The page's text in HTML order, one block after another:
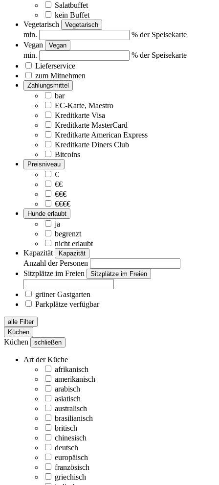
Salatbuffet
kein Buffet
Vegetarisch
Vegetarisch
min.
% der Speisekarte
Vegan
Vegan
min.
% der Speisekarte
Lieferservice
zum Mitnehmen
Zahlungsmittel
bar
EC-Karte, Maestro
Kreditkarte Visa
Kreditkarte MasterCard
Kreditkarte American Express
Kreditkarte Diners Club
Bitcoins
Preisniveau
€
€€
€€€
€€€€
Hunde erlaubt
ja
begrenzt
nicht erlaubt
Kapazität
Kapazität
Anzahl der Personen
Sitzplätze im Freien
Sitzplätze im Freien
grüner Gastgarten
Parkplätze verfügbar
alle Filter
Küchen
Küchen schließen
Art der Küche
afrikanisch
amerikanisch
arabisch
asiatisch
australisch
brasilianisch
britisch
chinesisch
deutsch
europäisch
französisch
griechisch